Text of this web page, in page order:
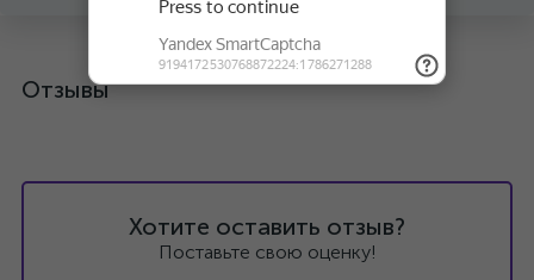
Отзывы
Хотите оставить отзыв?
Поставьте свою оценку!